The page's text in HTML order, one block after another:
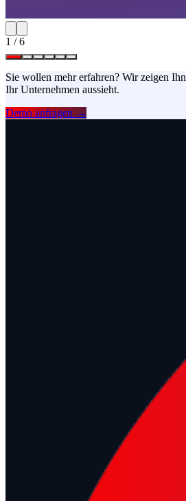
1 /6
Sie wollen mehr erfahren? Wir zeigen
Ihr Unternehmen aussieht.
Demo anfragen →